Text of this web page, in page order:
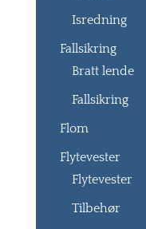
Isredning
Fallsikring
Bratt lende
Fallsikring
Flom
Flytevester
Flytevester
Tilbehør